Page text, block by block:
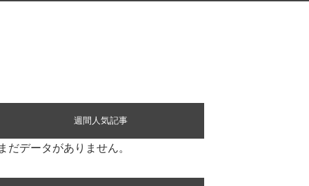
週間人気記事
まだデータがありません。